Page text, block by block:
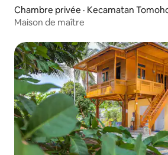
Chambre privée · Kecamatan
Maison de maître